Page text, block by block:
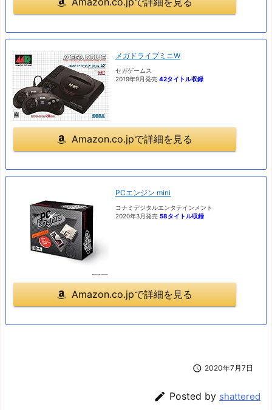
メガドライブミニW
セガゲームス
2019年9月発売 42タイトル収録
Amazon.co.jpで詳細を見る
PCエンジン mini
コナミデジタルエンタテインメント
2020年3月発売 58タイトル収録
Amazon.co.jpで詳細を見る
 2020年7月7日
 Posted by shattered